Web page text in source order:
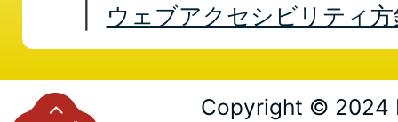
ウェブアクセシビリティ方
Copyright © 2024